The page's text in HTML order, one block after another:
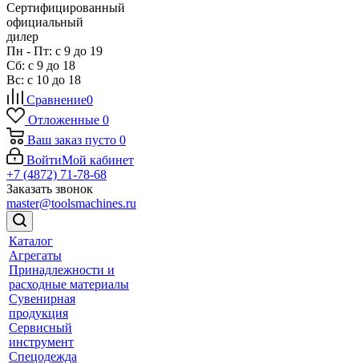
Сертифицированный
официальный
дилер
Пн - Пт: с 9 до 19
Сб: с 9 до 18
Вс: с 10 до 18
Сравнение0
Отложенные 0
Ваш заказ пусто 0
ВойтиМой кабинет
+7 (4872) 71-78-68
Заказать звонок
master@toolsmachines.ru
Каталог
Агрегаты
Принадлежности и
расходные материалы
Сувенирная
продукция
Сервисный
инструмент
Спецодежда